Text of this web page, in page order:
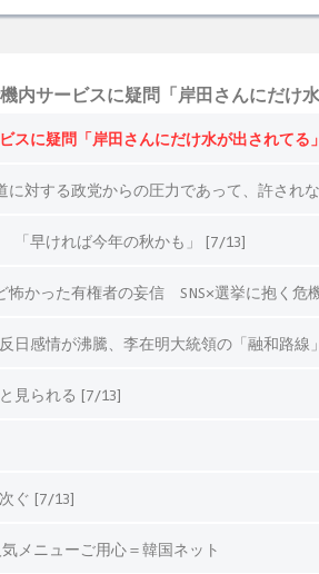
内サービスに疑問「岸田さんにだ
スに疑問「岸田さんにだけ水が出されて
対する政党からの圧力であって、許されな
「早ければ今年の秋かも」 [7/13]
怖かった有権者の妄信 SNS×選挙に抱く危
日感情が沸騰、李在明大統領の「融和路線
見られる [7/13]
ぐ [7/13]
メニューご用心＝韓国ネット